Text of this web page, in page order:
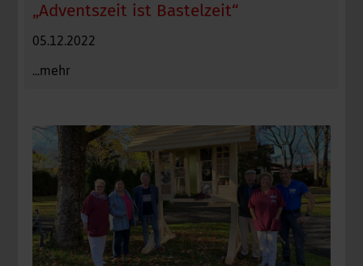
„Adventszeit ist Bastelzeit“
05.12.2022
...mehr